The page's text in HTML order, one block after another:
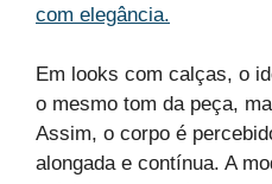
com elegância.
Em looks com calças, o
o mesmo tom da peça,
Assim, o corpo é
alongada e contínua. A